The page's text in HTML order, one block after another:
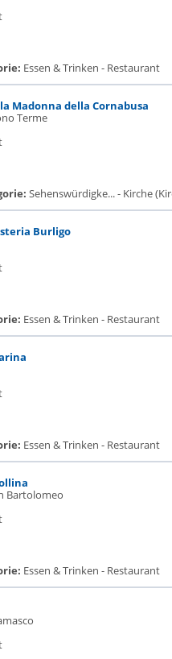
Essen & Trinken - Restaurant
Madonna della Cornabusa
Terme
Sehenswürdigke... - Kirche
Burligo
Essen & Trinken - Restaurant
Essen & Trinken - Restaurant
Bartolomeo
Essen & Trinken - Restaurant